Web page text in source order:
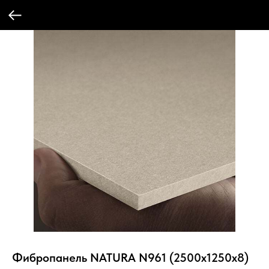
Фибропанель NATURA N961 (2500x1250x8)